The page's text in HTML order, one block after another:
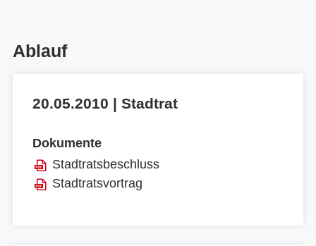
Ablauf
20.05.2010 | Stadtrat
Dokumente
Stadtratsbeschluss
Stadtratsvortrag